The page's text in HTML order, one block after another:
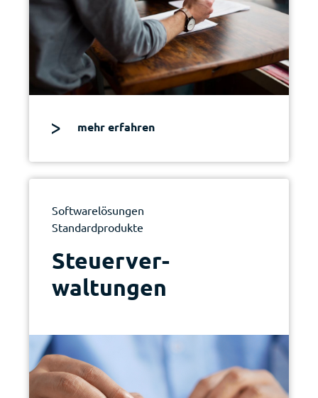
mehr erfahren
Softwarelösungen
|
Standardprodukte
Steuer­v­­er­
waltungen